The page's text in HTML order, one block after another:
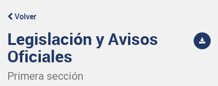
Volver
Legislación y Avisos
Oficiales
Primera sección